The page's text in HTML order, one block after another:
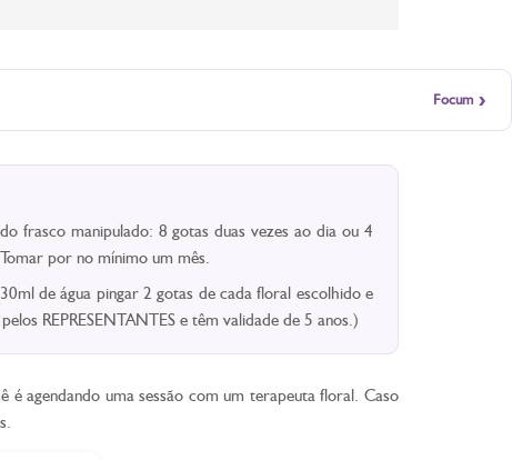
Focum ›
frasco manipulado: 8 gotas duas vezes ao dia ou 4
por no mínimo um mês.
de água pingar 2 gotas de cada floral escolhido e
REPRESENTANTES e têm validade de 5 anos.)
agendando uma sessão com um terapeuta floral. Caso